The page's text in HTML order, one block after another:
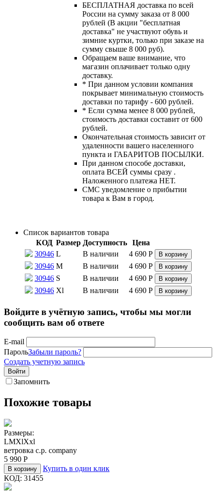
БЕСПЛАТНАЯ доставка по всей
России на сумму заказа от 8 000
рублей (В акции "бесплатная
доставка" не участвуют обувь и
зимние куртки, только при заказе на
сумму свыше 8 000 руб).
Обращаем ваше внимание, что
магазин оплачивает только одну
доставку.
* При данном условии компания
покрывает минимальную стоимость
доставки по тарифу - 600 рублей.
* Если сумма менее 8 000 рублей,
стоимость доставки составит от 600
рублей.
Окончательная стоимость зависит от
удаленности вашего населенного
пункта и ГАБАРИТОВ ПОСЫЛКИ.
При данном способе доставки,
оплата ВСЕЙ суммы сразу .
Наложенного платежа НЕТ.
СМС уведомление о прибытии
товара к Вам в город.
Список вариантов товара
КОД Размер Доступность
Цена
30946 L В наличии 4 690 Р В корзину
30946 M В наличии 4 690 Р В корзину
30946 S В наличии 4 690 Р В корзину
30946 Xl В наличии 4 690 Р В корзину
Войдите в учётную запись, чтобы мы могли
сообщить вам об ответе
E-mail
ПарольЗабыли пароль?
Создать учетную запись
Войти
Запомнить
Похожие товары
Размеры:
LMXlXxl
ветровка c.p. company
5 990 Р
В корзину
Купить в один клик
КОД: 31455